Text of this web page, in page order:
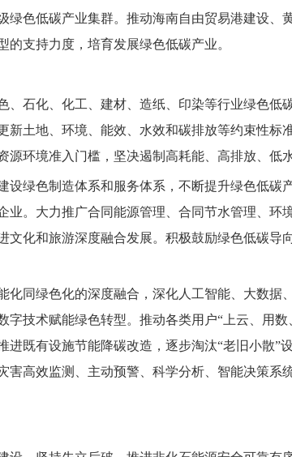
色低碳产业集群。推动海南自由贸易港建设、
支持力度，培育发展绿色低碳产业。
、石化、化工、建材、造纸、印染等行业绿色低
土地、环境、能效、水效和碳排放等约束性标
环境准入门槛，坚决遏制高耗能、高排放、低
设绿色制造体系和服务体系，不断提升绿色低碳
。大力推广合同能源管理、合同节水管理、环
化和旅游深度融合发展。积极鼓励绿色低碳导
化同绿色化的深度融合，深化人工智能、大数据
技术赋能绿色转型。推动各类用户“上云、用数
既有设施节能降碳改造，逐步淘汰“老旧小散”
高效监测、主动预警、科学分析、智能决策系